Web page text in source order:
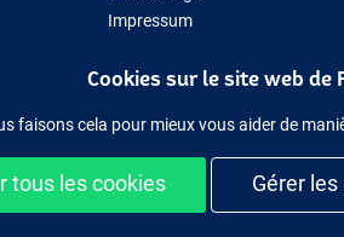
Impressum
Nouveau Matériel de Pêche
et en sécurité
Cookies sur le site web de
faisons cela pour mieux vous aider de
tous les cookies Gérer